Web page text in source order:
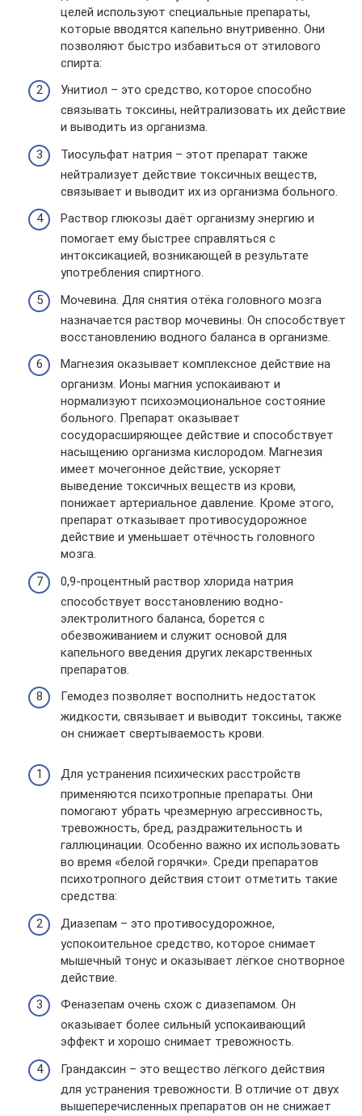
целей используют специальные препараты,
которые вводятся капельно внутривенно. Они
позволяют быстро избавиться от этилового
спирта:
Унитиол – это средство, которое способно
связывать токсины, нейтрализовать их действие
и выводить из организма.
Тиосульфат натрия – этот препарат также
нейтрализует действие токсичных веществ,
связывает и выводит их из организма больного.
Раствор глюкозы даёт организму энергию и
помогает ему быстрее справляться с
интоксикацией, возникающей в результате
употребления спиртного.
Мочевина. Для снятия отёка головного мозга
назначается раствор мочевины. Он способствует
восстановлению водного баланса в организме.
Магнезия оказывает комплексное действие на
организм. Ионы магния успокаивают и
нормализуют психоэмоциональное состояние
больного. Препарат оказывает
сосудорасширяющее действие и способствует
насыщению организма кислородом. Магнезия
имеет мочегонное действие, ускоряет
выведение токсичных веществ из крови,
понижает артериальное давление. Кроме этого,
препарат отказывает противосудорожное
действие и уменьшает отёчность головного
мозга.
0,9-процентный раствор хлорида натрия
способствует восстановлению водно-
электролитного баланса, борется с
обезвоживанием и служит основой для
капельного введения других лекарственных
препаратов.
Гемодез позволяет восполнить недостаток
жидкости, связывает и выводит токсины, также
он снижает свертываемость крови.
Для устранения психических расстройств
применяются психотропные препараты. Они
помогают убрать чрезмерную агрессивность,
тревожность, бред, раздражительность и
галлюцинации. Особенно важно их использовать
во время «белой горячки». Среди препаратов
психотропного действия стоит отметить такие
средства:
Диазепам – это противосудорожное,
успокоительное средство, которое снимает
мышечный тонус и оказывает лёгкое снотворное
действие.
Феназепам очень схож с диазепамом. Он
оказывает более сильный успокаивающий
эффект и хорошо снимает тревожность.
Грандаксин – это вещество лёгкого действия
для устранения тревожности. В отличие от двух
вышеперечисленных препаратов он не снижает